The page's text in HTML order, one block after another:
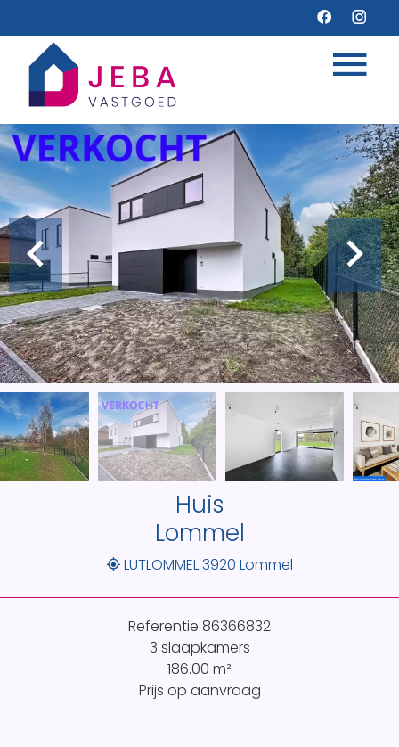
Huis
Lommel
LUTLOMMEL 3920 Lommel
Referentie 86366832
3 slaapkamers
186.00 m²
Prijs op aanvraag